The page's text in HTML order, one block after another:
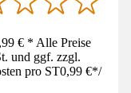
€ * Alle Preise
und ggf. zzgl.
pro ST0,99 €*/